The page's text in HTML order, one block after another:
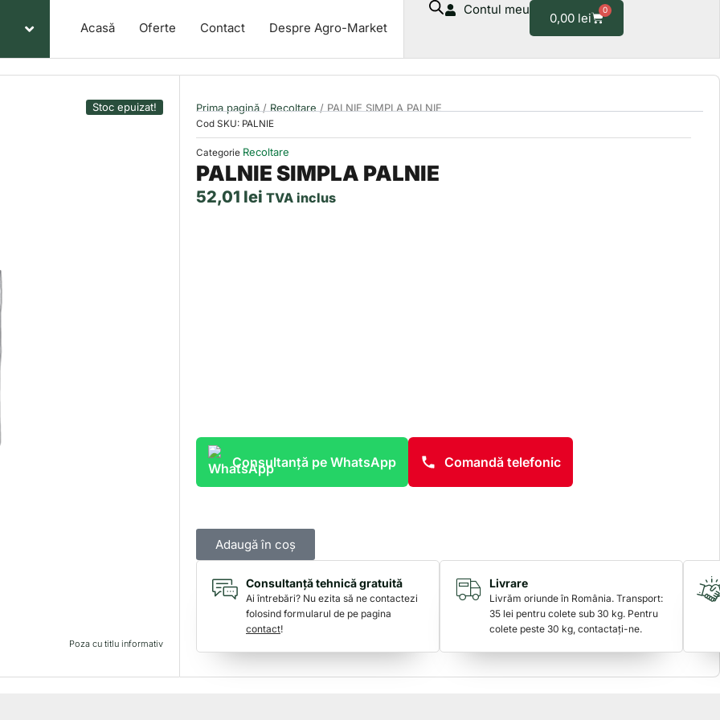
Acasă Oferte Contact Despre Agro-Market
Contul meu
0,00 lei
0
Cart
Stoc epuizat!
Poza cu titlu informativ
Prima pagină / Recoltare / PALNIE SIMPLA PALNIE
Cod SKU: PALNIE
Categorie Recoltare
PALNIE SIMPLA PALNIE
52,01 lei TVA inclus
Consultanță pe WhatsApp Comandă telefonic
Adaugă în coș
Consultanță tehnică gratuită
Ai întrebări? Nu ezita să ne contactezi
folosind formularul de pe pagina
contact!
Livrare
Livrăm oriunde în România. Transport:
35 lei pentru colete sub 30 kg. Pentru
colete peste 30 kg, contactați-ne.